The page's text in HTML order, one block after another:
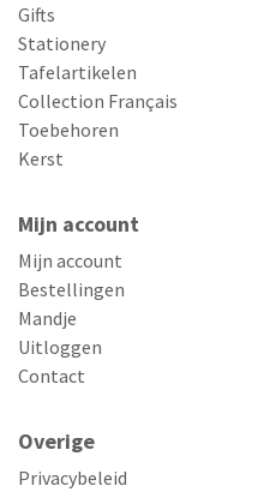
Gifts
Stationery
Tafelartikelen
Collection Français
Toebehoren
Kerst
Mijn account
Mijn account
Bestellingen
Mandje
Uitloggen
Contact
Overige
Privacybeleid